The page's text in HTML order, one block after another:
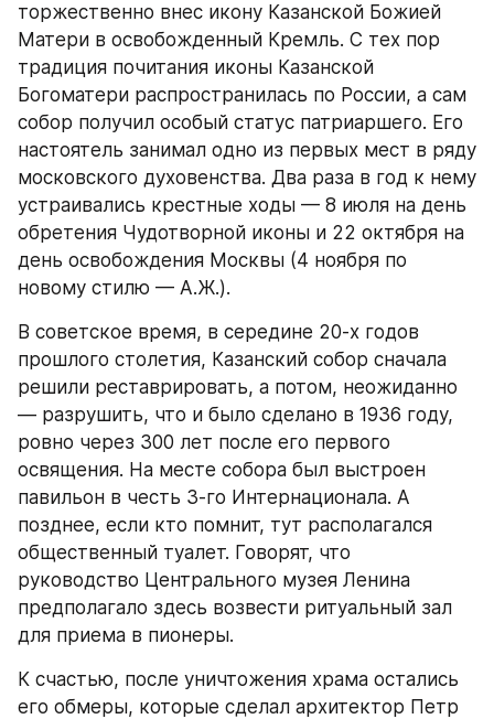
торжественно внес икону Казанской Божией
Матери в освобожденный Кремль. С тех пор
традиция почитания иконы Казанской
Богоматери распространилась по России, а сам
собор получил особый статус патриаршего. Его
настоятель занимал одно из первых мест в ряду
московского духовенства. Два раза в год к нему
устраивались крестные ходы — 8 июля на день
обретения Чудотворной иконы и 22 октября на
день освобождения Москвы (4 ноября по
новому стилю — А.Ж.).
В советское время, в середине 20-х годов
прошлого столетия, Казанский собор сначала
решили реставрировать, а потом, неожиданно
— разрушить, что и было сделано в 1936 году,
ровно через 300 лет после его первого
освящения. На месте собора был выстроен
павильон в честь 3-го Интернационала. А
позднее, если кто помнит, тут располагался
общественный туалет. Говорят, что
руководство Центрального музея Ленина
предполагало здесь возвести ритуальный зал
для приема в пионеры.
К счастью, после уничтожения храма остались
его обмеры, которые сделал архитектор Петр